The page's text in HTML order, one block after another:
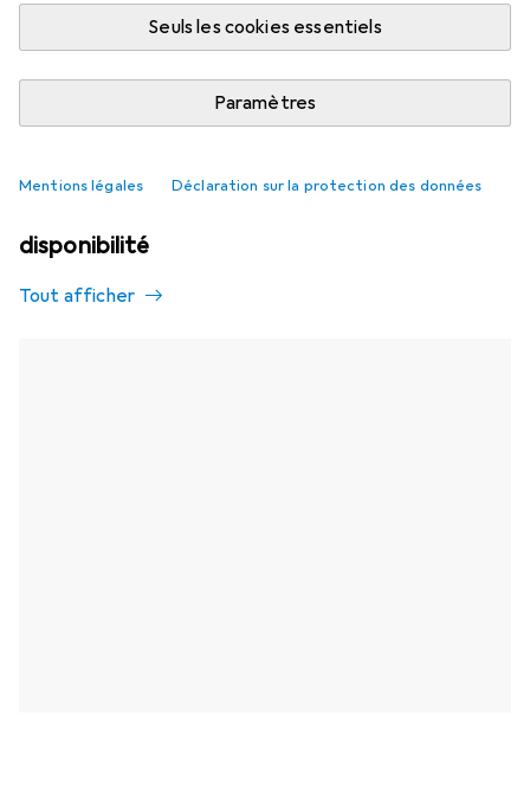
Seuls les cookies essentiels
Paramètres
Mentions légales Déclaration sur la protection des données
Comparer Ajouter à la liste
disponibilité
Tout afficher